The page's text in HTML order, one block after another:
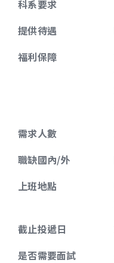
科系要求
提供待遇
福利保障
需求人數
職缺國內/外
上班地點
截止投遞日
是否需要面試